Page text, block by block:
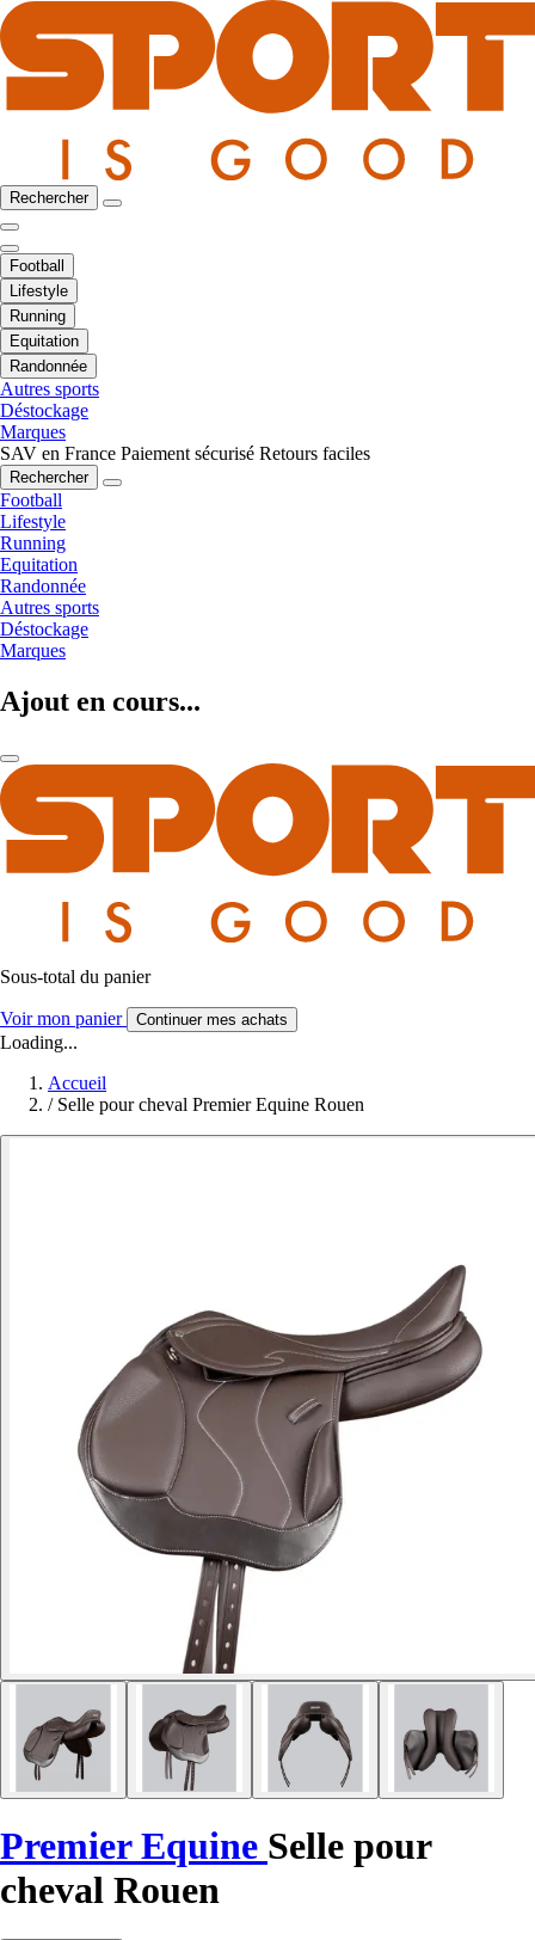
Rechercher
Football
Lifestyle
Running
Equitation
Randonnée
Autres sports
Déstockage
Marques
SAV en France Paiement sécurisé Retours faciles
Rechercher
Football
Lifestyle
Running
Equitation
Randonnée
Autres sports
Déstockage
Marques
Ajout en cours...
Sous-total du panier
Voir mon panier Continuer mes achats
Loading...
Accueil
/ Selle pour cheval Premier Equine Rouen
Premier Equine Selle pour
cheval Rouen